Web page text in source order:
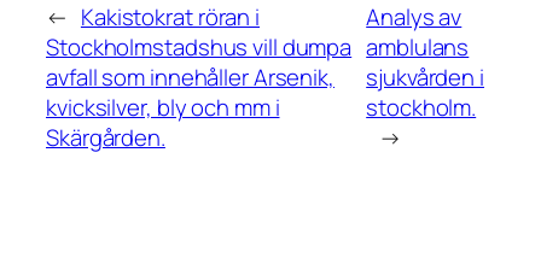
← Kakistokrat röran i
Stockholmstadshus vill dumpa
avfall som innehåller Arsenik,
kvicksilver, bly och mm i
Skärgården.
Analys av
amblulans
sjukvården i
stockholm.
→